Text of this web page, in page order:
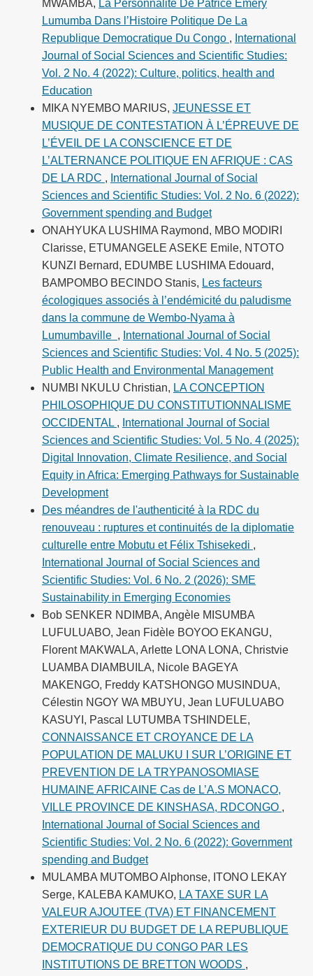
MWAMBA, La Personnalite De Patrice Emery
Lumumba Dans l’Histoire Politique De La
Republique Democratique Du Congo , International
Journal of Social Sciences and Scientific Studies:
Vol. 2 No. 4 (2022): Culture, politics, health and
Education
MIKA NYEMBO MARIUS, JEUNESSE ET
MUSIQUE DE CONTESTATION À L’ÉPREUVE DE
L’ÉVEIL DE LA CONSCIENCE ET DE
L’ALTERNANCE POLITIQUE EN AFRIQUE : CAS
DE LA RDC , International Journal of Social
Sciences and Scientific Studies: Vol. 2 No. 6 (2022):
Government spending and Budget
ONAHYUKA LUSHIMA Raymond, MBO MODIRI
Clarisse, ETUMANGELE ASEKE Emile, NTOTO
KUNZI Bernard, EDUMBE LUSHIMA Edouard,
BAMPOMBO BECINDO Stanis, Les facteurs
écologiques associés à l’endémicité du paludisme
dans la commune de Wembo-Nyama à
Lumumbaville , International Journal of Social
Sciences and Scientific Studies: Vol. 4 No. 5 (2025):
Public Health and Environmental Management
NUMBI NKULU Christian, LA CONCEPTION
PHILOSOPHIQUE DU CONSTITUTIONNALISME
OCCIDENTAL , International Journal of Social
Sciences and Scientific Studies: Vol. 5 No. 4 (2025):
Digital Innovation, Climate Resilience, and Social
Equity in Africa: Emerging Pathways for Sustainable
Development
Des méandres de l'authenticité à la RDC du
renouveau : ruptures et continuités de la diplomatie
culturelle entre Mobutu et Félix Tshisekedi ,
International Journal of Social Sciences and
Scientific Studies: Vol. 6 No. 2 (2026): SME
Sustainability in Emerging Economies
Bob SENKER NDIMBA, Angèle MISUMBA
LUFULUABO, Jean Fidèle BOYOO EKANGU,
Florent MAKWALA, Arlette LONA LONA, Christvie
LUAMBA DIAMBUILA, Nicole BAGEYA
MAKENGO, Freddy KATSHONGO MUSINDUA,
Célestin NGOY WA MBUYU, Jean LUFULUABO
KASUYI, Pascal LUTUMBA TSHINDELE,
CONNAISSANCE ET CROYANCE DE LA
POPULATION DE MALUKU I SUR L’ORIGINE ET
PREVENTION DE LA TRYPANOSOMIASE
HUMAINE AFRICAINE Cas de L’A.S MONACO,
VILLE PROVINCE DE KINSHASA, RDCONGO ,
International Journal of Social Sciences and
Scientific Studies: Vol. 2 No. 6 (2022): Government
spending and Budget
MULAMBA MUTOMBO Alphonse, ITONO LEKAY
Serge, KALEBA KAMUKO, LA TAXE SUR LA
VALEUR AJOUTEE (TVA) ET FINANCEMENT
EXTERIEUR DU BUDGET DE LA REPUBLIQUE
DEMOCRATIQUE DU CONGO PAR LES
INSTITUTIONS DE BRETTON WOODS ,